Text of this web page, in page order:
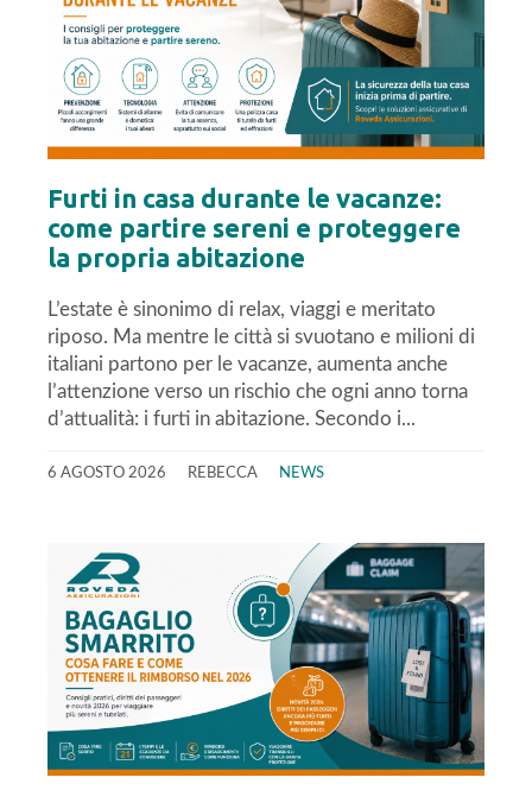
Furti in casa durante le vacanze:
come partire sereni e proteggere
la propria abitazione
L’estate è sinonimo di relax, viaggi e meritato
riposo. Ma mentre le città si svuotano e milioni di
italiani partono per le vacanze, aumenta anche
l’attenzione verso un rischio che ogni anno torna
d’attualità: i furti in abitazione. Secondo i...
6 AGOSTO 2026 REBECCA NEWS